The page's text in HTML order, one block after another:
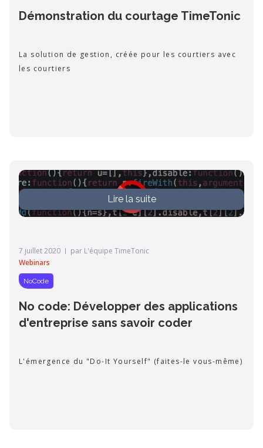
Démonstration du courtage TimeTonic
La solution de gestion, créée pour les courtiers avec
les courtiers
7 juillet 2020 par L'équipe TimeTonic
Webinars
NoCode
No code: Développer des applications
d'entreprise sans savoir coder
L'émergence du "Do-It Yourself" (faites-le vous-même)
Lire la suite